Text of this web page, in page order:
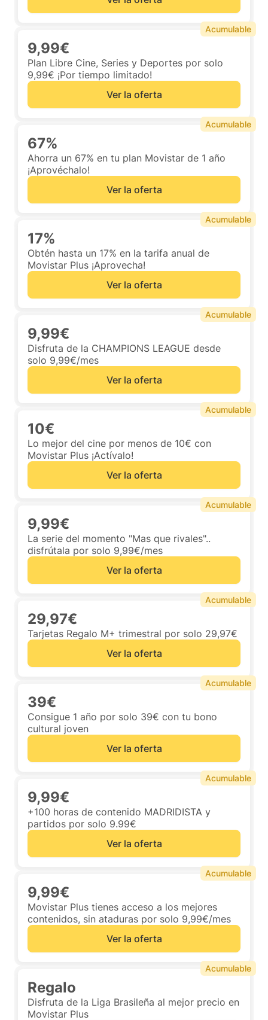
9,99€
Plan Libre Cine, Series y Deportes por solo
9,99€ ¡Por tiempo limitado!
Ver la oferta
Acumulable
67%
Ahorra un 67% en tu plan Movistar de 1 año
¡Aprovéchalo!
Ver la oferta
Acumulable
17%
Obtén hasta un 17% en la tarifa anual de
Movistar Plus ¡Aprovecha!
Ver la oferta
Acumulable
9,99€
Disfruta de la CHAMPIONS LEAGUE desde
solo 9,99€/mes
Ver la oferta
Acumulable
10€
Lo mejor del cine por menos de 10€ con
Movistar Plus ¡Actívalo!
Ver la oferta
Acumulable
9,99€
La serie del momento "Mas que rivales"..
disfrútala por solo 9,99€/mes
Ver la oferta
Acumulable
29,97€
Tarjetas Regalo M+ trimestral por solo 29,97€
Ver la oferta
Acumulable
39€
Consigue 1 año por solo 39€ con tu bono
cultural joven
Ver la oferta
Acumulable
9,99€
+100 horas de contenido MADRIDISTA y
partidos por solo 9.99€
Ver la oferta
Acumulable
9,99€
Movistar Plus tienes acceso a los mejores
contenidos, sin ataduras por solo 9,99€/mes
Ver la oferta
Acumulable
Regalo
Disfruta de la Liga Brasileña al mejor precio en
Movistar Plus
Acumulable